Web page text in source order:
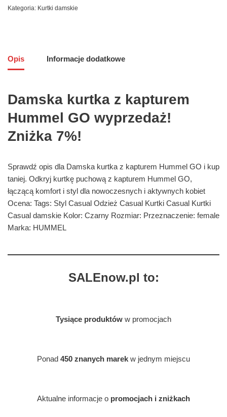
Kategoria: Kurtki damskie
Opis Informacje dodatkowe
Damska kurtka z kapturem
Hummel GO wyprzedaż!
Zniżka 7%!
Sprawdź opis dla Damska kurtka z kapturem Hummel GO i kup
taniej. Odkryj kurtkę puchową z kapturem Hummel GO,
łączącą komfort i styl dla nowoczesnych i aktywnych kobiet
Ocena: Tags: Styl Casual Odzież Casual Kurtki Casual Kurtki
Casual damskie Kolor: Czarny Rozmiar: Przeznaczenie: female
Marka: HUMMEL
SALEnow.pl to:
Tysiące produktów w promocjach
Ponad 450 znanych marek w jednym miejscu
Aktualne informacje o promocjach i zniżkach